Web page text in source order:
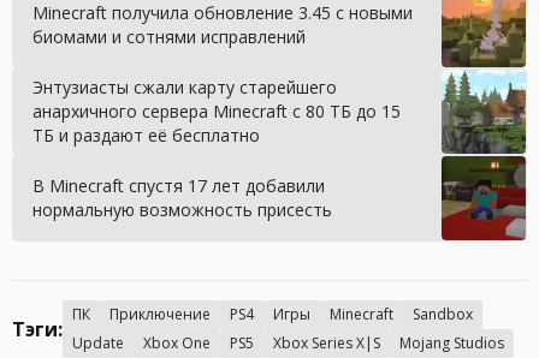
Minecraft получила обновление 3.45 с новыми
биомами и сотнями исправлений
Энтузиасты сжали карту старейшего
анархичного сервера Minecraft с 80 ТБ до 15
ТБ и раздают её бесплатно
В Minecraft спустя 17 лет добавили
нормальную возможность присесть
Тэги:
ПК Приключение PS4 Игры Minecraft
Sandbox
Update
Xbox One PS5 Xbox Series X|S Mojang Studios